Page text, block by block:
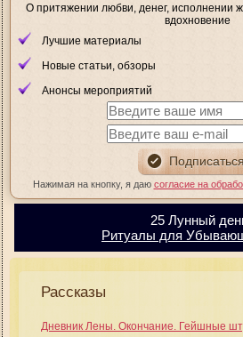
О притяжении любви, денег, исполнении
вдохновение
Лучшие материалы
Новые статьи, обзоры
Анонсы мероприятий
Нажимая на кнопку, я даю согласие на
25 Лунный
Ритуалы для
Рассказы
Дневник Лены. Окончание. Гейшные